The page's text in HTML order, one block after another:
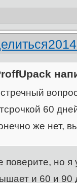
60
же нет,
поверите, но я
и 60 и 90